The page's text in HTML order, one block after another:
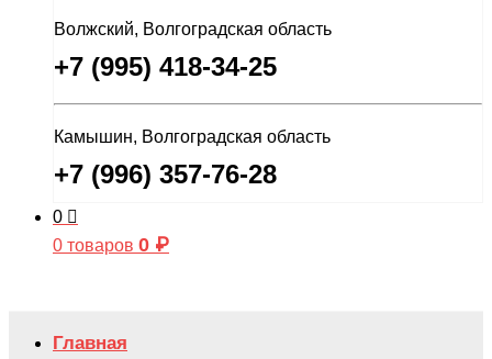
Волжский, Волгоградская область
+7 (995) 418-34-25
Камышин, Волгоградская область
+7 (996) 357-76-28
0
0 товаров 0 ₽
Главная